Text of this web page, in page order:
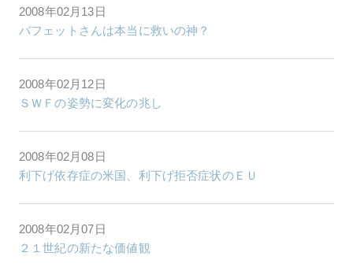
2008年02月13日
バフェットさんは本当に救いの神？
2008年02月12日
ＳＷＦの姿勢に変化の兆し
2008年02月08日
利下げ依存症の米国、利下げ拒否症状のＥＵ
2008年02月07日
２１世紀の新たな価値観